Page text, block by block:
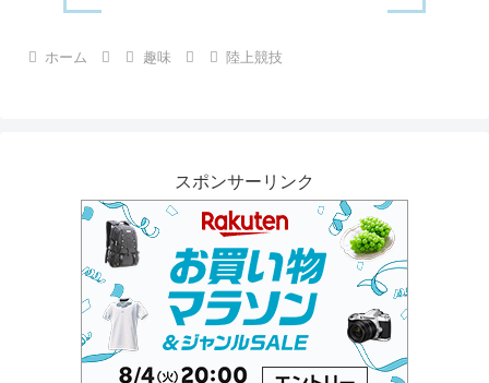
ホーム 趣味 陸上競技
スポンサーリンク